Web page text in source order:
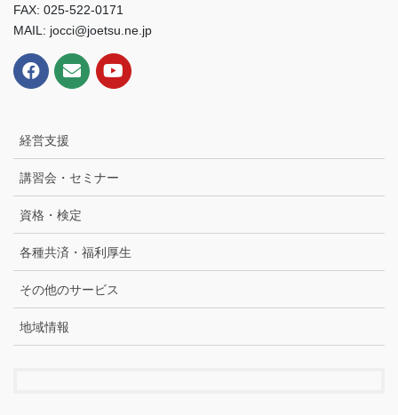
FAX: 025-522-0171
MAIL: jocci@joetsu.ne.jp
経営支援
講習会・セミナー
資格・検定
各種共済・福利厚生
その他のサービス
地域情報